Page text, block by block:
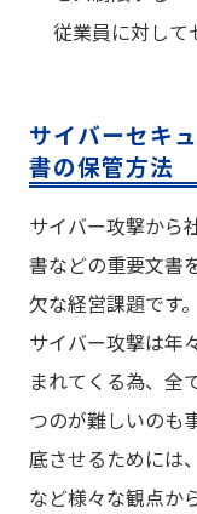
従業員に対して
サイバーセキ
書の保管方法
サイバー攻撃から
書などの重要文書
欠な経営課題です
サイバー攻撃は年
まれてくる為、全
つのが難しいのも
底させるためには
など様々な観点か